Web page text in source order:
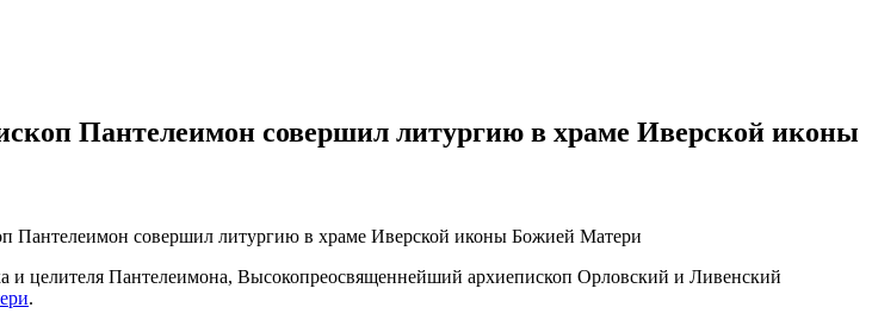
Пантелеимон совершил литургию в храме Иверской иконы
и целителя Пантелеимона, Высокопреосвященнейший архиепископ Орловский и Ливенский
.